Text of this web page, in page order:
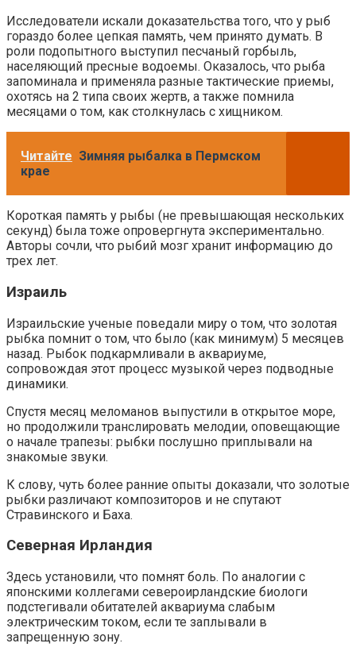
Исследователи искали доказательства того, что у рыб
гораздо более цепкая память, чем принято думать. В
роли подопытного выступил песчаный горбыль,
населяющий пресные водоемы. Оказалось, что рыба
запоминала и применяла разные тактические приемы,
охотясь на 2 типа своих жертв, а также помнила
месяцами о том, как столкнулась с хищником.
Читайте Зимняя рыбалка в Пермском
крае
Короткая память у рыбы (не превышающая нескольких
секунд) была тоже опровергнута экспериментально.
Авторы сочли, что рыбий мозг хранит информацию до
трех лет.
Израиль
Израильские ученые поведали миру о том, что золотая
рыбка помнит о том, что было (как минимум) 5 месяцев
назад. Рыбок подкармливали в аквариуме,
сопровождая этот процесс музыкой через подводные
динамики.
Спустя месяц меломанов выпустили в открытое море,
но продолжили транслировать мелодии, оповещающие
о начале трапезы: рыбки послушно приплывали на
знакомые звуки.
К слову, чуть более ранние опыты доказали, что золотые
рыбки различают композиторов и не спутают
Стравинского и Баха.
Северная Ирландия
Здесь установили, что помнят боль. По аналогии с
японскими коллегами североирландские биологи
подстегивали обитателей аквариума слабым
электрическим током, если те заплывали в
запрещенную зону.